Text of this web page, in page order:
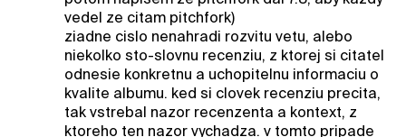
vedel ze citam pitchfork)
ziadne cislo nenahradi rozvitu vetu, alebo
niekolko sto-slovnu recenziu, z ktorej si citatel
odnesie konkretnu a uchopitelnu informaciu o
kvalite albumu. ked si clovek recenziu precita,
tak vstrebal nazor recenzenta a kontext, z
ktoreho ten nazor vychadza. v tomto pripade